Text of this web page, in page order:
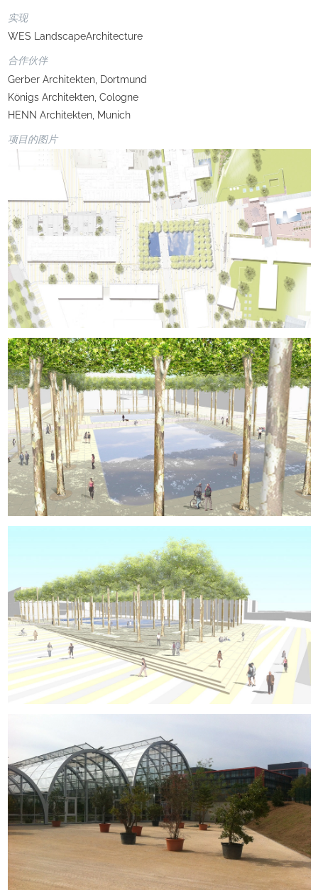
实现
WES LandscapeArchitecture
合作伙伴
Gerber Architekten, Dortmund
Königs Architekten, Cologne
HENN Architekten, Munich
项目的图片